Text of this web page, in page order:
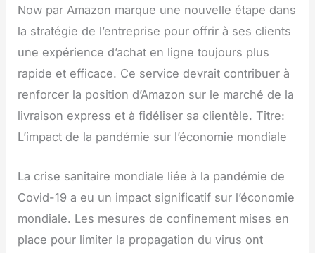
Now par Amazon marque une nouvelle étape dans
la stratégie de l’entreprise pour offrir à ses clients
une expérience d’achat en ligne toujours plus
rapide et efficace. Ce service devrait contribuer à
renforcer la position d’Amazon sur le marché de la
livraison express et à fidéliser sa clientèle. Titre:
L’impact de la pandémie sur l’économie mondiale
La crise sanitaire mondiale liée à la pandémie de
Covid-19 a eu un impact significatif sur l’économie
mondiale. Les mesures de confinement mises en
place pour limiter la propagation du virus ont